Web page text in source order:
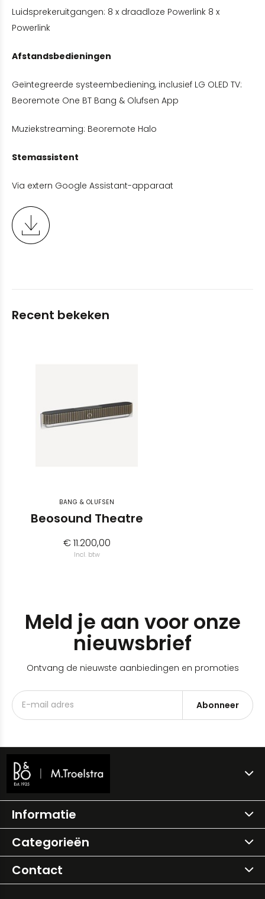
Luidsprekeruitgangen: 8 x draadloze Powerlink 8 x
Powerlink
Afstandsbedieningen
Geïntegreerde systeembediening, inclusief LG OLED TV:
Beoremote One BT Bang & Olufsen App
Muziekstreaming: Beoremote Halo
Stemassistent
Via extern Google Assistant-apparaat
Recent bekeken
BANG & OLUFSEN
Beosound Theatre
€ 11.200,00
Incl. btw
Meld je aan voor onze
nieuwsbrief
Ontvang de nieuwste aanbiedingen en promoties
Abonneer
Informatie
Categorieën
Contact